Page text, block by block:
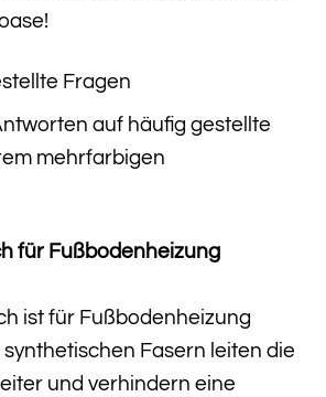
Fragen
auf häufig gestellte
mehrfarbigen
für Fußbodenheizung
ist für Fußbodenheizung
Fasern leiten die
und verhindern eine